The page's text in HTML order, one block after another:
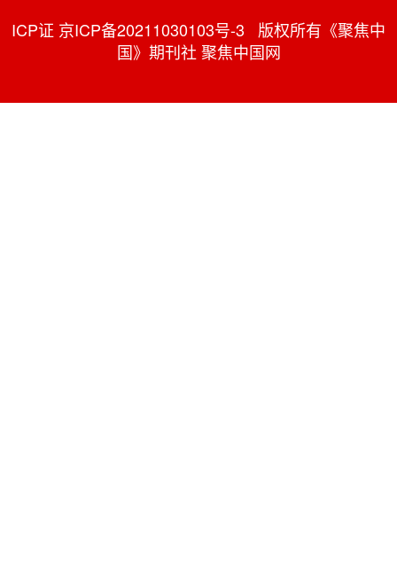
ICP证 京ICP备20211030103号-3 版权所有《聚焦中
国》期刊社 聚焦中国网